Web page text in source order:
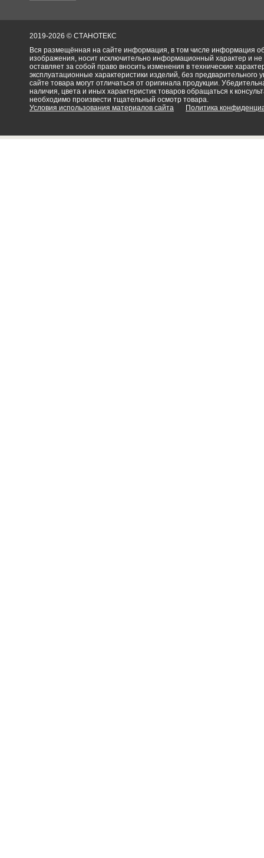
2019-2026 © СТАНОТЕКС
Вся размещённая на сайте информация, в том числе информация об
изображения, носит исключительно информационный характер и
оставляет за собой право вносить изменения в технические
эксплуатационные характеристики изделий, без
сайте товара могут отличаться от оригинала продукции.
наличия, цвета и иных характеристик товаров обращаться к
необходимо произвести тщательный осмотр товара.
Условия использования материалов сайта
Политика